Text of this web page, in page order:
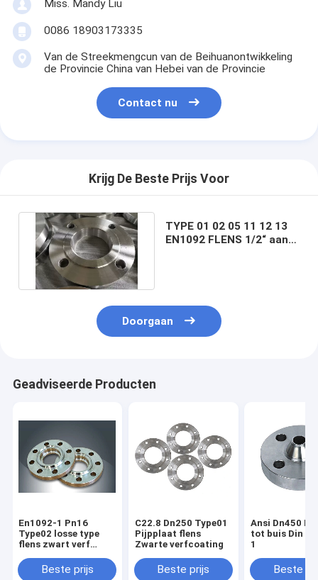
Miss. Mandy Liu
0086 18903173335
Van de Streekmengcun van de Beihuanontwikkeling
de Provincie China van Hebei van de Provincie
Contact nu
Krijg De Beste Prijs Voor
TYPE 01 02 05 11 12 13
EN1092 FLENS 1/2“ aan
Doorgaan
Geadviseerde Producten
En1092-1 Pn16
Type02 losse type
flens zwart verf
Beste prijs
C22.8 Dn250 Type01
Pijpplaat flens
Zwarte verfcoating
Beste prijs
Ansi Dn450
tot buis Din
1
Beste